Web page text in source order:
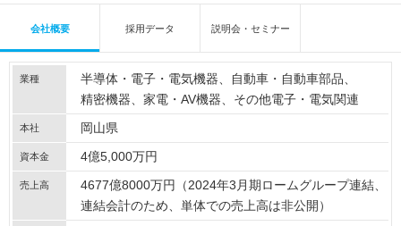
会社概要 採用データ 説明会・セミナー
業種 半導体・電子・電気機器
自動車・自動車部品
精密機器
家電・AV機器 その他電子・電気関連
本社 岡山県
資本金 4億5,000万円
売上高
4677億8000万円（2024年3月期ロームグループ連結、
連結会計のため、単体での売上高は非公開）